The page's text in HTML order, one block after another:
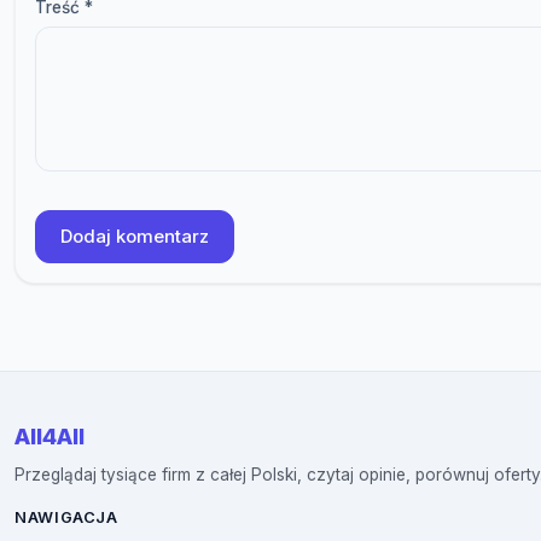
Treść *
Dodaj komentarz
All4All
Przeglądaj tysiące firm z całej Polski, czytaj opinie, porównuj
NAWIGACJA